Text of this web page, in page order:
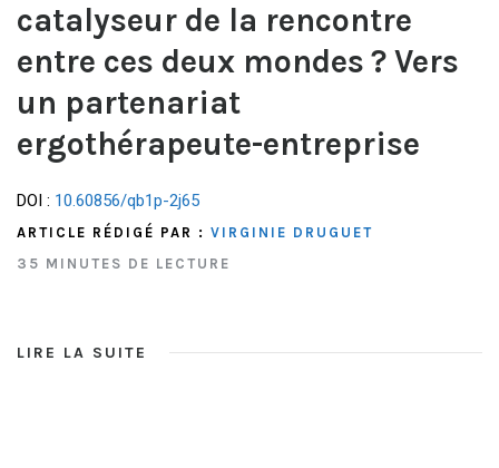
catalyseur de la rencontre
entre ces deux mondes ? Vers
un partenariat
ergothérapeute-entreprise
DOI : 10.60856/qb1p-2j65
ARTICLE RÉDIGÉ PAR : VIRGINIE DRUGUET
35 MINUTES DE LECTURE
LIRE LA SUITE